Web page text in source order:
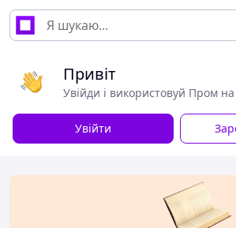
Привіт
Увійди і використовуй Пром
Увійти